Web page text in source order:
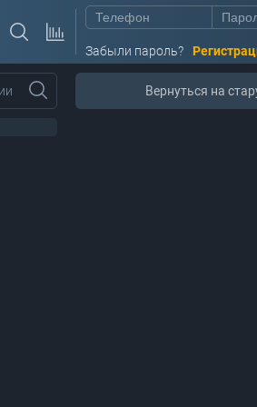
Забыли пароль?
Вернуться на